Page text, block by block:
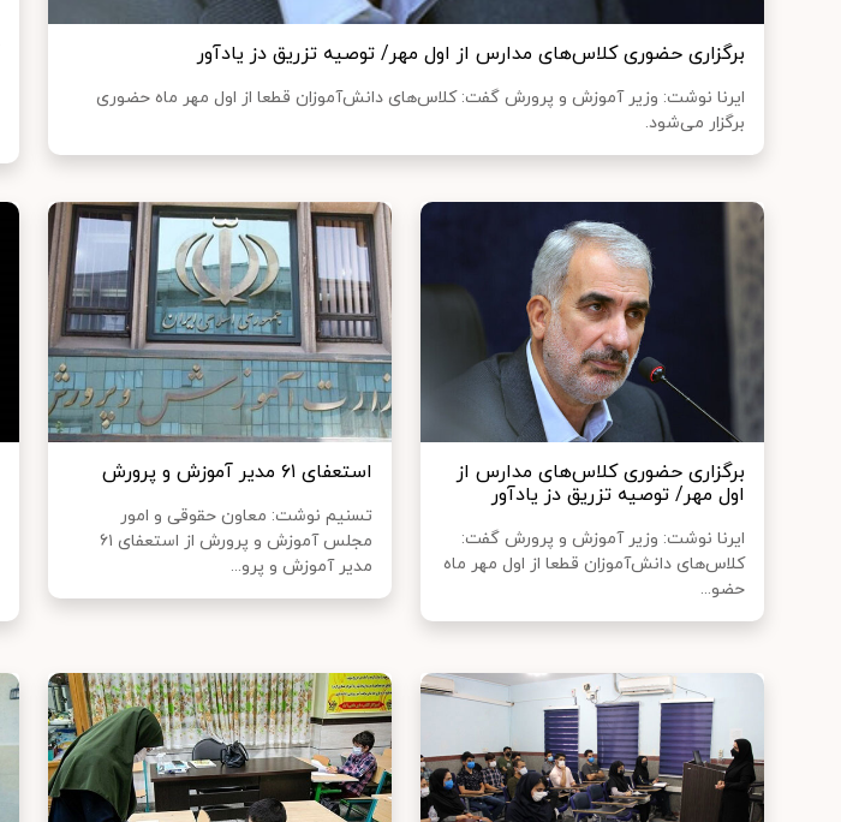
برگزاری حضوری کلاس‌های مدارس از اول مهر/ توصیه تزریق دز یادآور
ایرنا نوشت: وزیر آموزش و پرورش گفت: کلاس‌های دانش‌آموزان قطعا از اول مهر ماه حضوری
برگزار می‌شود.
برگزاری حضوری کلاس‌های مدارس از
اول مهر/ توصیه تزریق دز یادآور
ایرنا نوشت: وزیر آموزش و پرورش گفت:
کلاس‌های دانش‌آموزان قطعا از اول مهر ماه
حضو...
استعفای ۶۱ مدیر آموزش و پرورش
تسنیم نوشت: معاون حقوقی و امور
مجلس آموزش و پرورش از استعفای ۶۱
مدیر آموزش و پرو...